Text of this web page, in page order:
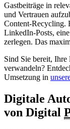
Gastbeiträge in
und Vertrauen
Content-Recycling.
LinkedIn-Posts,
zerlegen. Das
Sind Sie bereit, Ihre
verwandeln?
Umsetzung in
Digitale
von Digital